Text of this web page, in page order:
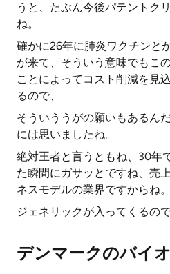
うと、たぶん今後パテントク
ね。
確かに26年に肺炎ワクチンと
が来て、そういう意味でもこ
ことによってコスト削減を見
るので、
そういううがの願いもあるん
には思いましたね。
絶対王者と言うともね、30年
た瞬間にガサッとですね、売
ネスモデルの業界ですからね。
ジェネリックが入ってくるので
デンマークのバイ